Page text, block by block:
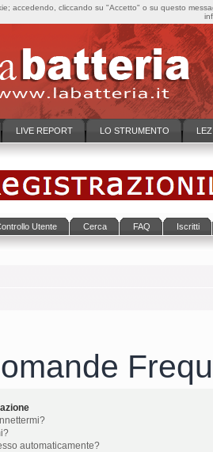
LIVE REPORT LO STRUMENTO
Utente Cerca FAQ Iscritti
automaticamente?
accedendo, cliccando su "Accetto" o su questo